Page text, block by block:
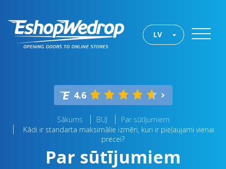
LV
4.6
Sākums BUJ
Par sūtījumiem
Kādi ir standarta maksimālie izmēri, kuri ir pieļaujami vienai
precei?
Par sūtījumiem